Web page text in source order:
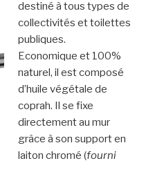
destiné à tous types de
collectivités et toilettes
publiques.
Economique et 100%
naturel, il est composé
d’huile végétale de
coprah. Il se fixe
directement au mur
grâce à son support en
laiton chromé (fourni